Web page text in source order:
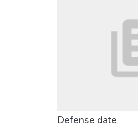
Defense date